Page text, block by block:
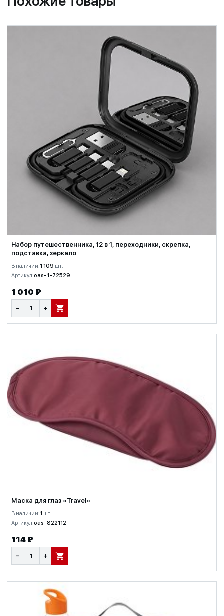
Набор путешественника, 12 в 1, переходники, скрепка,
подставка, зеркало
В наличии:1 109 шт.
Артикул:oas-1-72529
1 010 ₽
− + В КОРЗИНУ
Маска для глаз «Travel»
В наличии:1 шт.
Артикул:oas-822112
114 ₽
− + В КОРЗИНУ